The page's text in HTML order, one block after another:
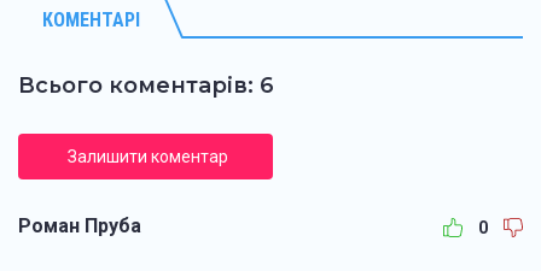
КОМЕНТАРІ
Всього коментарів: 6
Залишити коментар
Роман Пруба 0